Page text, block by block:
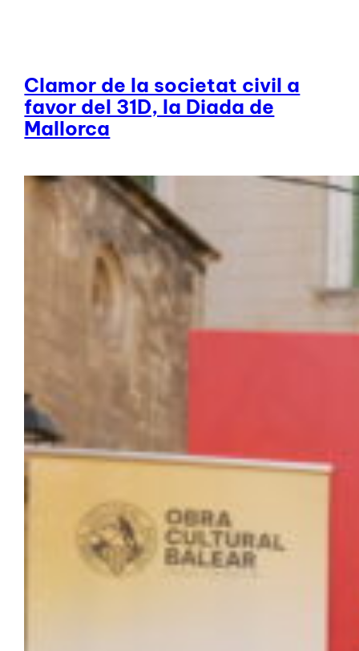
Clamor de la societat civil a
favor del 31D, la Diada de
Mallorca